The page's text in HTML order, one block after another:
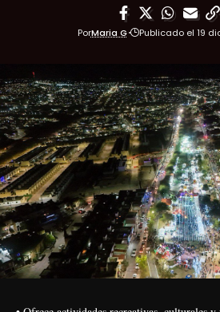
PorMaria G Publicado el 19